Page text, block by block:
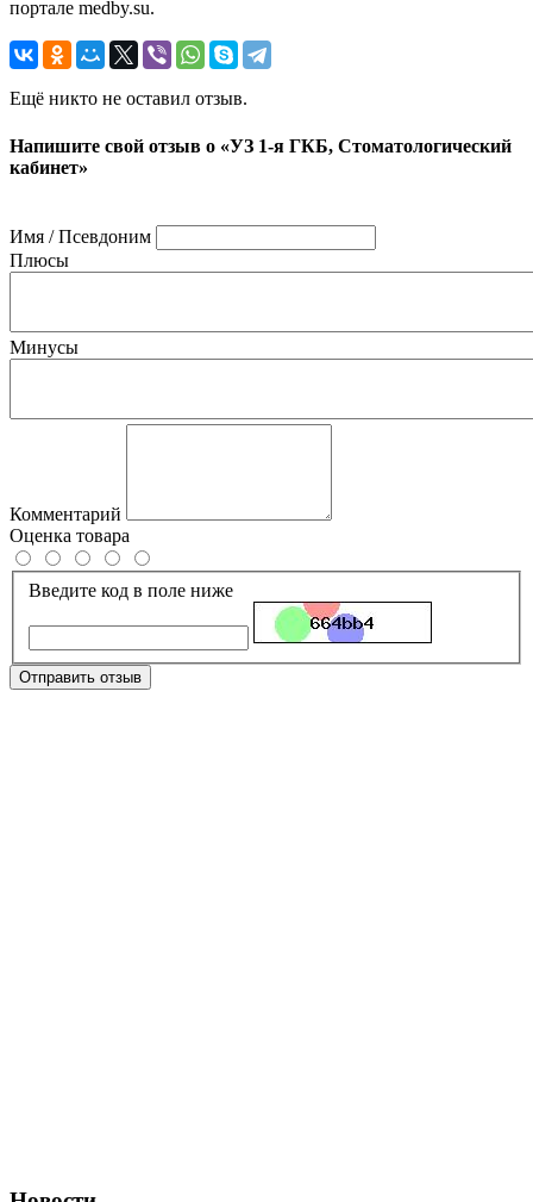
портале medby.su.
Ещё никто не оставил отзыв.
Напишите свой отзыв о «УЗ 1-я ГКБ, Стоматологический
кабинет»
Имя / Псевдоним
Плюсы
Минусы
Комментарий
Оценка товара
Введите код в поле ниже
Отправить отзыв